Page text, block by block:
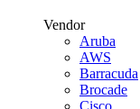
Vendor
Aruba
AWS
Barracuda
Brocade
Cisco